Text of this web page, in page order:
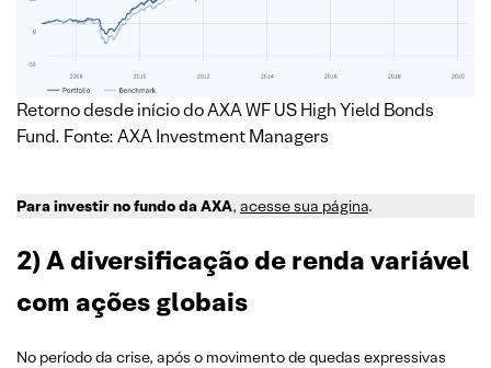
Retorno desde início do AXA WF US High Yield Bonds
Fund. Fonte: AXA Investment Managers
Para investir no fundo da AXA, acesse sua página.
2)A diversificação de renda variável
com ações globais
No período da crise, após o movimento de quedas expressivas